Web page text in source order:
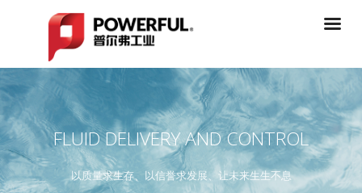
FLUID DELIVERY AND CONTROL
以质量求生存、以信誉求发展、让未来生生不息